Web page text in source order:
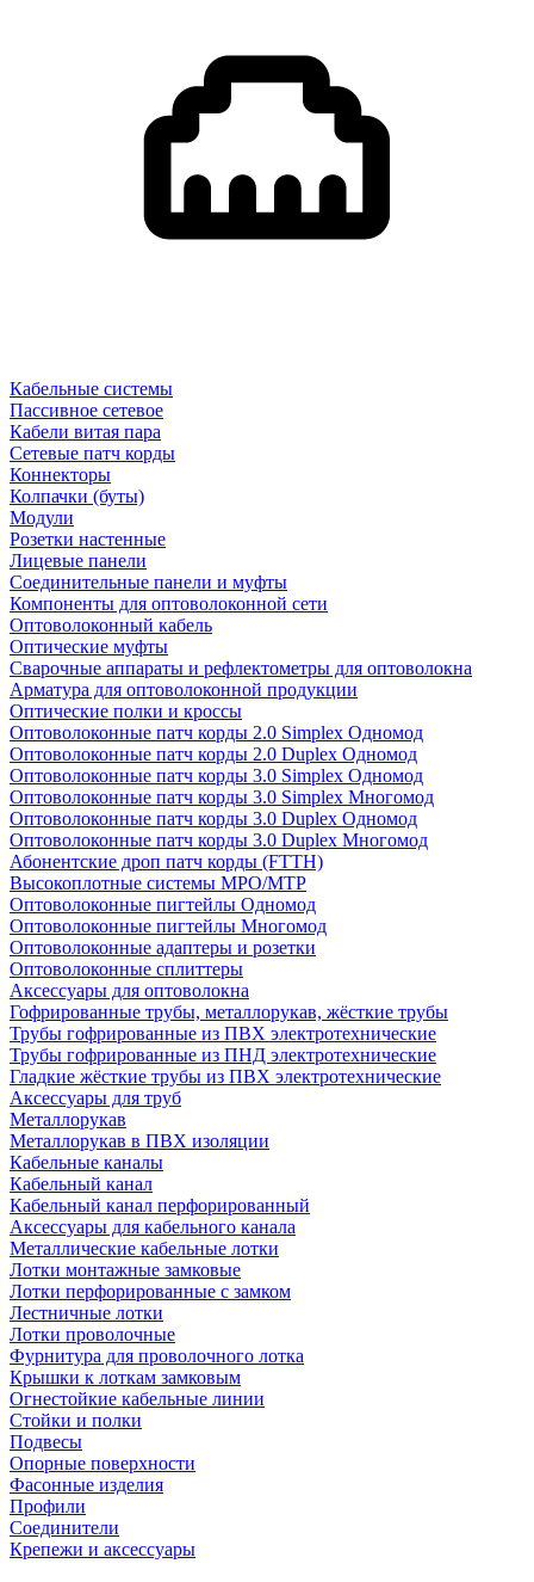
Кабельные системы
Пассивное сетевое
Кабели витая пара
Сетевые патч корды
Коннекторы
Колпачки (буты)
Модули
Розетки настенные
Лицевые панели
Соединительные панели и муфты
Компоненты для оптоволоконной сети
Оптоволоконный кабель
Оптические муфты
Сварочные аппараты и рефлектометры для оптоволокна
Арматура для оптоволоконной продукции
Оптические полки и кроссы
Оптоволоконные патч корды 2.0 Simplex Одномод
Оптоволоконные патч корды 2.0 Duplex Одномод
Оптоволоконные патч корды 3.0 Simplex Одномод
Оптоволоконные патч корды 3.0 Simplex Многомод
Оптоволоконные патч корды 3.0 Duplex Одномод
Оптоволоконные патч корды 3.0 Duplex Многомод
Абонентские дроп патч корды (FTTH)
Высокоплотные системы MPO/MTP
Оптоволоконные пигтейлы Одномод
Оптоволоконные пигтейлы Многомод
Оптоволоконные адаптеры и розетки
Оптоволоконные сплиттеры
Аксессуары для оптоволокна
Гофрированные трубы, металлорукав, жёсткие трубы
Трубы гофрированные из ПВХ электротехнические
Трубы гофрированные из ПНД электротехнические
Гладкие жёсткие трубы из ПВХ электротехнические
Аксессуары для труб
Металлорукав
Металлорукав в ПВХ изоляции
Кабельные каналы
Кабельный канал
Кабельный канал перфорированный
Аксессуары для кабельного канала
Металлические кабельные лотки
Лотки монтажные замковые
Лотки перфорированные с замком
Лестничные лотки
Лотки проволочные
Фурнитура для проволочного лотка
Крышки к лоткам замковым
Огнестойкие кабельные линии
Стойки и полки
Подвесы
Опорные поверхности
Фасонные изделия
Профили
Соединители
Крепежи и аксессуары